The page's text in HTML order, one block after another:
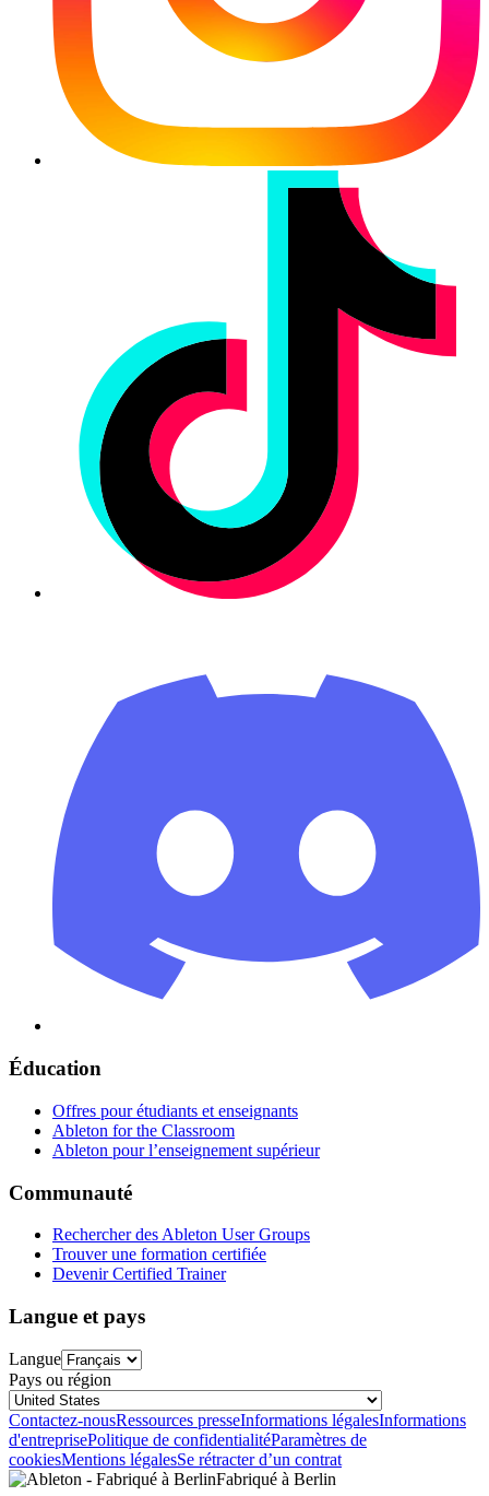
Éducation
Offres pour étudiants et enseignants
Ableton for the Classroom
Ableton pour l’enseignement supérieur
Communauté
Rechercher des Ableton User Groups
Trouver une formation certifiée
Devenir Certified Trainer
Langue et pays
Langue
Pays ou région
Contactez-nousRessources presseInformations légalesInformations
d'entreprisePolitique de confidentialitéParamètres de
cookiesMentions légalesSe rétracter d’un contrat
Fabriqué à Berlin